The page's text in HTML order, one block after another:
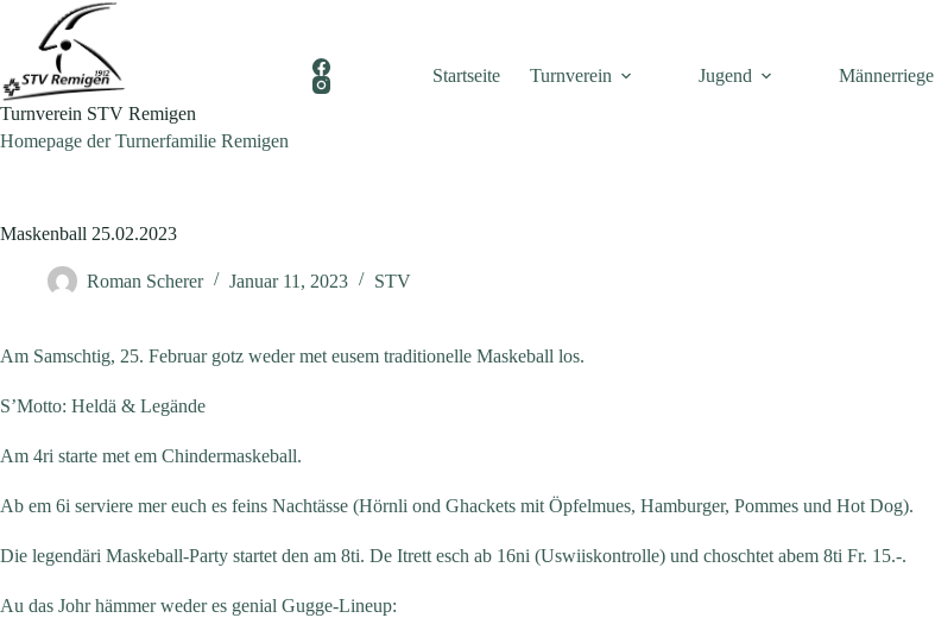
springen
Turnverein STV Remigen
Homepage der Turnerfamilie Remigen
Startseite Turnverein Jugend Männerriege
Maskenball 25.02.2023
Roman Scherer Januar 11, 2023 STV
Am Samschtig, 25. Februar gotz weder met eusem traditionelle Maskeball los.
S’Motto: Heldä & Legände
Am 4ri starte met em Chindermaskeball.
Ab em 6i serviere mer euch es feins Nachtässe (Hörnli ond Ghackets mit Öpfelmues, Hamburger, Pommes und Hot Dog).
Die legendäri Maskeball-Party startet den am 8ti. De Itrett esch ab 16ni (Uswiiskontrolle) und choschtet abem 8ti Fr. 15.-.
Au das Johr hämmer weder es genial Gugge-Lineup: